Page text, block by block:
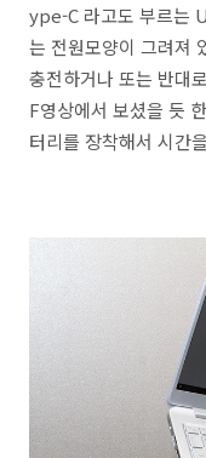
ype-C 라고도 부르는
는 전원모양이 그려져
충전하거나 또는 반대
F영상에서 보셨을 듯
터리를 장착해서 시간